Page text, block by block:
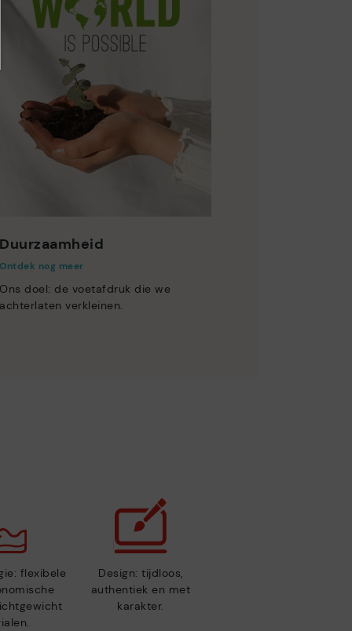
Duurzaamheid
Ontdek nog meer
Ons doel: de voetafdruk die we
achterlaten verkleinen.
flexibele
Design: tijdloos,
authentiek en met
karakter.